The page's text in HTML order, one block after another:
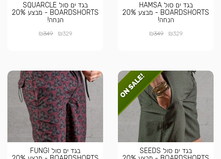
בגד ים סול HAMSA
BOARDSHORTS - מבצע 20%
הנחה!
₪329
₪349
בגד ים סול SQUARCLE
BOARDSHORTS - מבצע 20%
הנחה!
₪329
₪349
בגד ים סול SEEDS
בגד ים סול FUNGI